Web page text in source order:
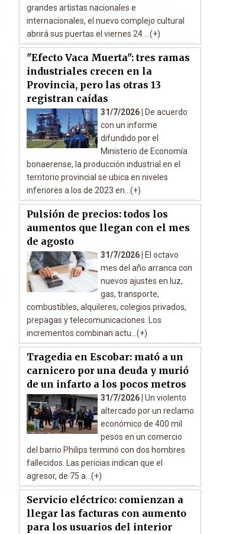
grandes artistas nacionales e
internacionales, el nuevo complejo cultural
abrirá sus puertas el viernes 24 ...(+)
"Efecto Vaca Muerta": tres ramas
industriales crecen en la
Provincia, pero las otras 13
registran caídas
31/7/2026 |
De acuerdo
con un informe
difundido por el
Ministerio de Economía
bonaerense, la producción industrial en el
territorio provincial se ubica en niveles
inferiores a los de 2023 en...(+)
Pulsión de precios: todos los
aumentos que llegan con el mes
de agosto
31/7/2026 |
El octavo
mes del año arranca con
nuevos ajustes en luz,
gas, transporte,
combustibles, alquileres, colegios privados,
prepagas y telecomunicaciones. Los
incrementos combinan actu...(+)
Tragedia en Escobar: mató a un
carnicero por una deuda y murió
de un infarto a los pocos metros
31/7/2026 | Un violento
altercado por un reclamo
económico de 400 mil
pesos en un comercio
del barrio Philips terminó con dos hombres
fallecidos. Las pericias indican que el
agresor, de 75 a...(+)
Servicio eléctrico: comienzan a
llegar las facturas con aumento
para los usuarios del interior